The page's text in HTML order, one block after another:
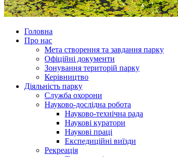
Головна
Про нас
Мета створення та завдання парку
Офіційні документи
Зонування територій парку
Керівництво
Діяльність парку
Служба охорони
Науково-дослідна робота
Науково-технічна рада
Наукові куратори
Наукові праці
Експедиційні виїзди
Рекреація